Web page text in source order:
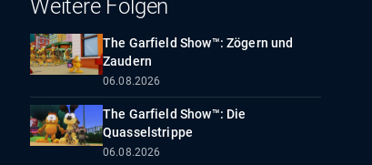
Weitere Folgen
The Garfield Show™: Zögern und
Zaudern
06.08.2026
The Garfield Show™: Die
Quasselstrippe
06.08.2026